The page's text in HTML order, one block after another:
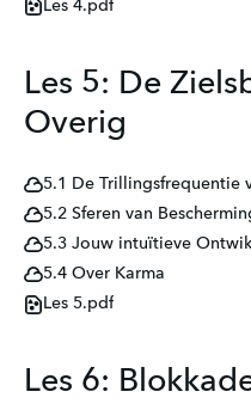
Les 4.pdf
Les 5: De
Overig
5.1 De Trillingsfrequentie
5.3 Jouw intuïtieve
5.4 Over Karma
Les 5.pdf
Les 6: